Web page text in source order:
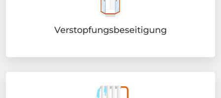
Verstopfungsbeseitigung